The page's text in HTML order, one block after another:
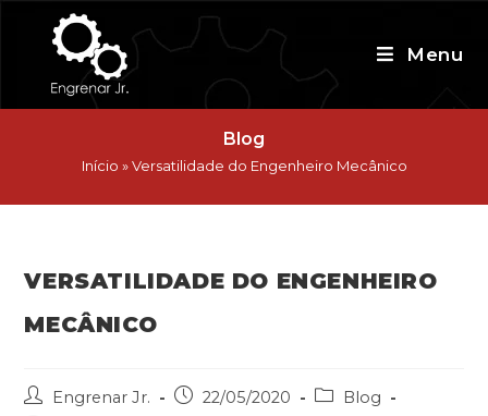
content
Menu
Blog
Início »Versatilidade do Engenheiro Mecânico
VERSATILIDADE DO ENGENHEIRO
MECÂNICO
PostEngrenar Jr.
Post22/05/2020
PostBlog